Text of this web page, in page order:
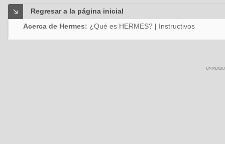
Regresar a la página inicial
Acerca de Hermes: ¿Qué es HERMES? | Instructivos